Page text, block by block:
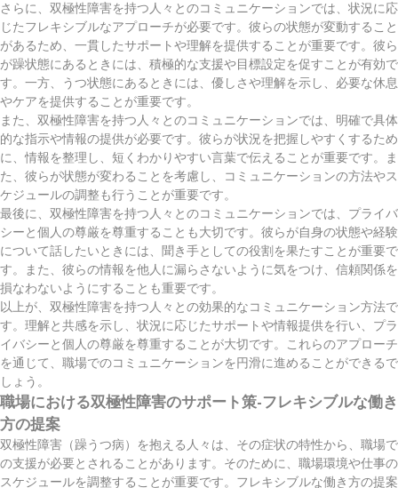
さらに、双極性障害を持つ人々とのコミュニケーションでは、状況に応
じたフレキシブルなアプローチが必要です。彼らの状態が変動すること
があるため、一貫したサポートや理解を提供することが重要です。彼ら
が躁状態にあるときには、積極的な支援や目標設定を促すことが有効で
す。一方、うつ状態にあるときには、優しさや理解を示し、必要な休息
やケアを提供することが重要です。
また、双極性障害を持つ人々とのコミュニケーションでは、明確で具体
的な指示や情報の提供が必要です。彼らが状況を把握しやすくするため
に、情報を整理し、短くわかりやすい言葉で伝えることが重要です。ま
た、彼らが状態が変わることを考慮し、コミュニケーションの方法やス
ケジュールの調整も行うことが重要です。
最後に、双極性障害を持つ人々とのコミュニケーションでは、プライバ
シーと個人の尊厳を尊重することも大切です。彼らが自身の状態や経験
について話したいときには、聞き手としての役割を果たすことが重要で
す。また、彼らの情報を他人に漏らさないように気をつけ、信頼関係を
損なわないようにすることも重要です。
以上が、双極性障害を持つ人々との効果的なコミュニケーション方法で
す。理解と共感を示し、状況に応じたサポートや情報提供を行い、プラ
イバシーと個人の尊厳を尊重することが大切です。これらのアプローチ
を通じて、職場でのコミュニケーションを円滑に進めることができるで
しょう。
職場における双極性障害のサポート策-フレキシブルな働き
方の提案
双極性障害（躁うつ病）を抱える人々は、その症状の特性から、職場で
の支援が必要とされることがあります。そのために、職場環境や仕事の
スケジュールを調整することが重要です。フレキシブルな働き方の提案